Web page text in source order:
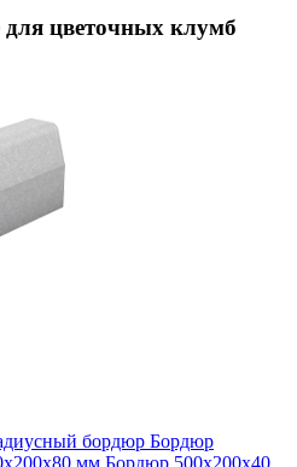
цветочных клумб
бордюр Бордюр
мм Бордюр 500х200х40